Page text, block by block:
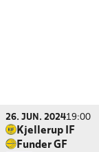
26. JUN. 202419:00
Kjellerup IF
Funder GF